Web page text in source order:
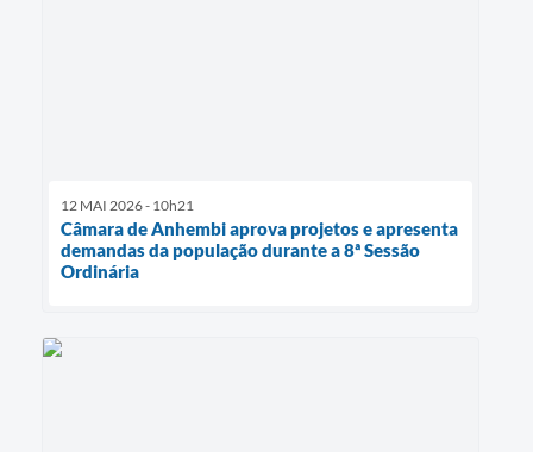
12 MAI 2026 - 10h21
Câmara de Anhembi aprova projetos e apresenta
demandas da população durante a 8ª Sessão
Ordinária